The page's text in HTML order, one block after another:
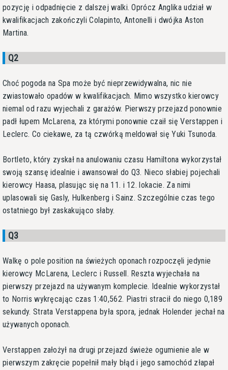
pozycję i odpadnięcie z dalszej walki. Oprócz Anglika udział w
kwalifikacjach zakończyli Colapinto, Antonelli i dwójka Aston
Martina.
Q2
Choć pogoda na Spa może być nieprzewidywalna, nic nie
zwiastowało opadów w kwalifikacjach. Mimo wszystko kierowcy
niemal od razu wyjechali z garażów. Pierwszy przejazd ponownie
padł łupem McLarena, za którymi ponownie czaił się Verstappen i
Leclerc. Co ciekawe, za tą czwórką meldował się Yuki Tsunoda.
Bortleto, który zyskał na anulowaniu czasu Hamiltona wykorzystał
swoją szansę idealnie i awansował do Q3. Nieco słabiej pojechali
kierowcy Haasa, plasując się na 11. i 12. lokacie. Za nimi
uplasowali się Gasly, Hulkenberg i Sainz. Szczególnie czas tego
ostatniego był zaskakująco słaby.
Q3
Walkę o pole position na świeżych oponach rozpoczęli jedynie
kierowcy McLarena, Leclerc i Russell. Reszta wyjechała na
pierwszy przejazd na używanym komplecie. Idealnie wykorzystał
to Norris wykręcając czas 1:40,562. Piastri stracił do niego 0,189
sekundy. Strata Verstappena była spora, jednak Holender jechał na
używanych oponach.
Verstappen założył na drugi przejazd świeże ogumienie ale w
pierwszym zakręcie popełnił mały błąd i jego samochód złapał